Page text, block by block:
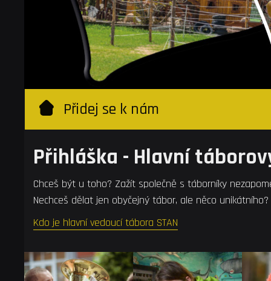
Přidej se k nám
Přihláška - Hlavní
Chceš být u toho? Zažít společně s táborníky
Nechceš dělat jen obyčejný tábor, ale něco
Kdo je hlavní vedoucí tábora STAN